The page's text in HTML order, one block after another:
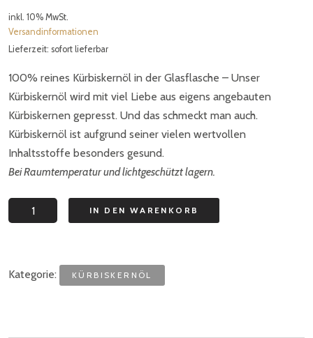
inkl. 10% MwSt.
Versandinformationen
Lieferzeit: sofort lieferbar
100% reines Kürbiskernöl in der Glasflasche – Unser
Kürbiskernöl wird mit viel Liebe aus eigens angebauten
Kürbiskernen gepresst. Und das schmeckt man auch.
Kürbiskernöl ist aufgrund seiner vielen wertvollen
Inhaltsstoffe besonders gesund.
Bei Raumtemperatur und lichtgeschützt lagern.
Kürbiskernöl
1l
IN DEN WARENKORB
Kategorie: KÜRBISKERNÖL